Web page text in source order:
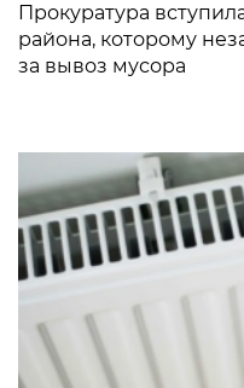
Прокуратура
района, которому
за вывоз мусора